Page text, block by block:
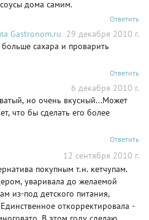
дома самим.
Ответить
Gastronom.ru 29 декабря 2010 г.
сахара и проварить
Ответить
6 декабря 2010 г.
но очень вкусный...Может
что бы сделать его более
Ответить
12 сентября 2010 г.
покупным т.н. кетчупам.
уваривала до желаемой
из-под детского питания,
откорректировала -